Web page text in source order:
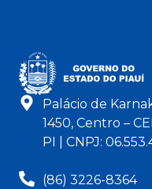
Palácio de
1450, Centro –
PI | CNPJ:
(86) 3226-8364